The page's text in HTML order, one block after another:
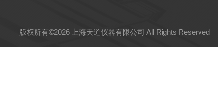
版权所有©2026 上海天道仪器有限公司 All Rights Reserved